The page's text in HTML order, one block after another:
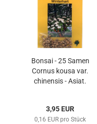
Bonsai - 25 Samen
Cornus kousa var.
chinensis - Asiat.
3,95 EUR
0,16 EUR pro Stück